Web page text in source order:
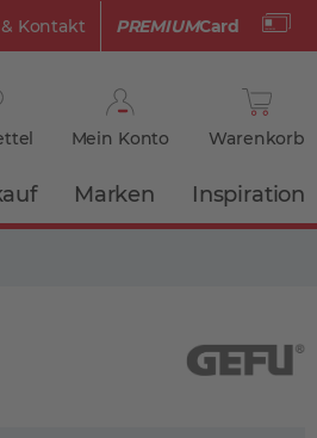
PREMIUMCard
Kontakt
Mein Konto Warenkorb
Marken Inspiration